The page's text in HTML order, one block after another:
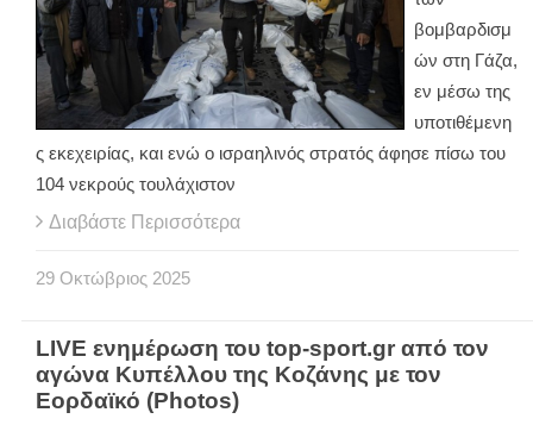
βομβαρδισμ
ών στη Γάζα,
εν μέσω της
υποτιθέμενη
ς εκεχειρίας, και ενώ ο ισραηλινός στρατός άφησε πίσω του
104 νεκρούς τουλάχιστον
Διαβάστε Περισσότερα
29 Οκτώβριος 2025
LIVE ενημέρωση του top-sport.gr από τον
αγώνα Κυπέλλου της Κοζάνης με τον
Εορδαϊκό (Photos)